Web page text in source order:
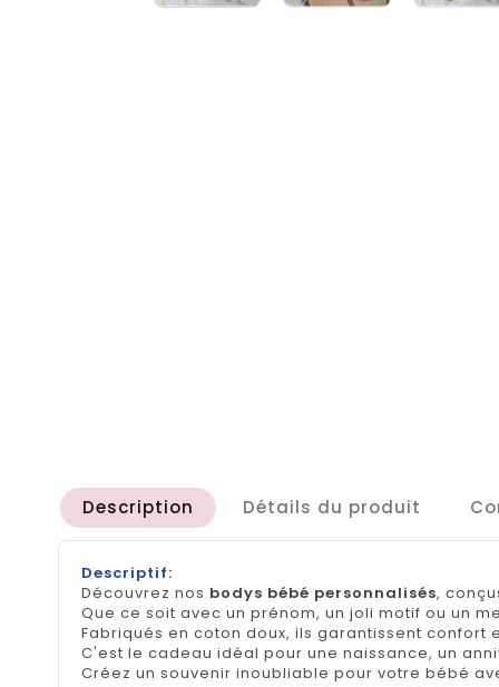
Description Détails du produit
Descriptif:
Découvrez nos bodys bébé personnalisés,
Que ce soit avec un prénom, un joli motif ou un
Fabriqués en coton doux, ils garantissent confort
C'est le cadeau idéal pour une naissance, un
Créez un souvenir inoubliable pour votre bébé